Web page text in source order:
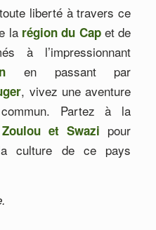
liberté à travers ce
larégion du Cap et de
à l’impressionnant
en passant par
, vivez une aventure
Partez à la
et Swazi pour
culture de ce pays